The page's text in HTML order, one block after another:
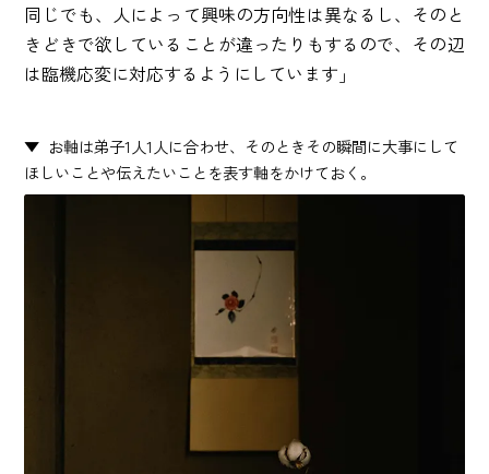
同じでも、人によって興味の方向性は異なるし、そのと
きどきで欲していることが違ったりもするので、その辺
は臨機応変に対応するようにしています」
お軸は弟子1人1人に合わせ、そのときその瞬間に大事にして
ほしいことや伝えたいことを表す軸をかけておく。